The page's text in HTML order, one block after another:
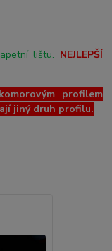
lištu. NEJLEPŠÍ
profilem
jiný druh profilu.